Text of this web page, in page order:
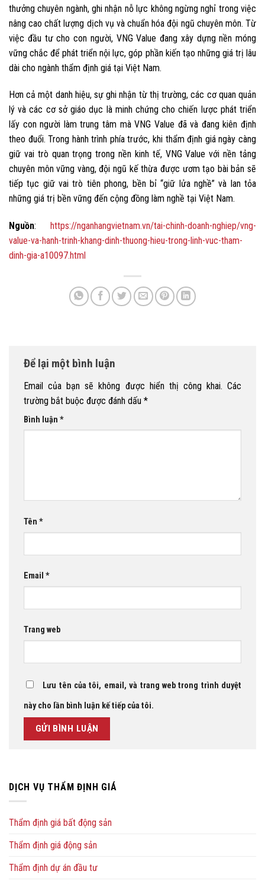
thưởng chuyên ngành, ghi nhận nỗ lực không ngừng nghỉ trong việc
nâng cao chất lượng dịch vụ và chuẩn hóa đội ngũ chuyên môn. Từ
việc đầu tư cho con người, VNG Value đang xây dựng nền móng
vững chắc để phát triển nội lực, góp phần kiến tạo những giá trị lâu
dài cho ngành thẩm định giá tại Việt Nam.
Hơn cả một danh hiệu, sự ghi nhận từ thị trường, các cơ quan quản
lý và các cơ sở giáo dục là minh chứng cho chiến lược phát triển
lấy con người làm trung tâm mà VNG Value đã và đang kiên định
theo đuổi. Trong hành trình phía trước, khi thẩm định giá ngày càng
giữ vai trò quan trọng trong nền kinh tế, VNG Value với nền tảng
chuyên môn vững vàng, đội ngũ kế thừa được ươm tạo bài bản sẽ
tiếp tục giữ vai trò tiên phong, bền bỉ “giữ lửa nghề” và lan tỏa
những giá trị bền vững đến cộng đồng làm nghề tại Việt Nam.
Nguồn:
https://nganhangvietnam.vn/tai-chinh-doanh-nghiep/vng-
value-va-hanh-trinh-khang-dinh-thuong-hieu-trong-linh-vuc-tham-
dinh-gia-a10097.html
Để lại một bình luận
Email của bạn sẽ không được hiển thị công khai. Các
trường bắt buộc được đánh dấu *
Bình luận *
Tên *
Email *
Trang web
Lưu tên của tôi, email, và trang web trong trình duyệt
này cho lần bình luận kế tiếp của tôi.
DỊCH VỤ THẨM ĐỊNH GIÁ
Thẩm định giá bất động sản
Thẩm định giá động sản
Thẩm định dự án đầu tư